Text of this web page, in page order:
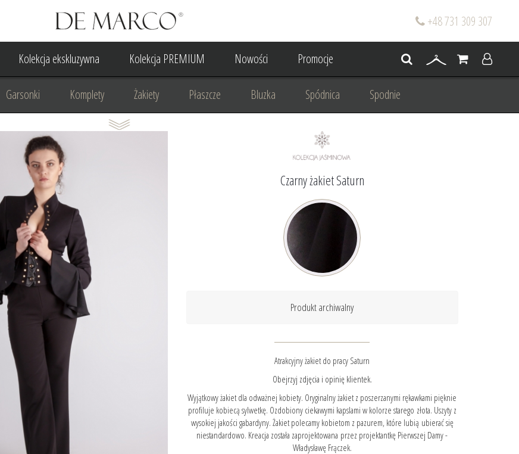
+48 731 309 307
Kolekcja ekskluzywna Kolekcja PREMIUM Nowości Promocje
Garsonki Komplety Żakiety Płaszcze Bluzka Spódnica Spodnie
Suknia Wieczorowa Suknia Ślubna Dla mamy wesela
Odzież biznesowa Projektowanie/ Stylizacja
Czarny żakiet Saturn
Produkt archiwalny
Atrakcyjny żakiet do pracy Saturn
Obejrzyj zdjęcia i opinię klientek.
Wyjątkowy żakiet dla odważnej kobiety. Oryginalny żakiet z poszerzanymi rękawkami pięknie
profiluje kobiecą sylwetkę. Ozdobiony ciekawymi kapslami w kolorze starego złota. Uszyty z
wysokiej jakości gabardyny. Żakiet polecamy kobietom z pazurem, które lubią ubierać się
niestandardowo. Kreacja została zaprojektowana przez projektantkę Pierwszej Damy -
Władysławę Frączek.